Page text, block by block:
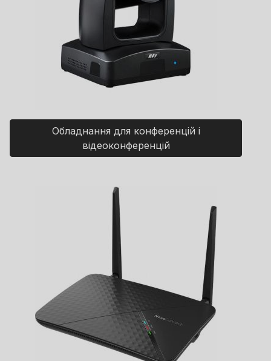
Обладнання для конференцій і
відеоконференцій